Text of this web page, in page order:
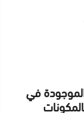
الموجودة في